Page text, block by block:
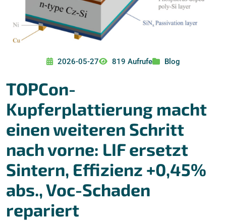
2026-05-27 819 Aufrufe Blog
TOPCon-
Kupferplattierung macht
einen weiteren Schritt
nach vorne: LIF ersetzt
Sintern, Effizienz +0,45%
abs., Voc-Schaden
repariert